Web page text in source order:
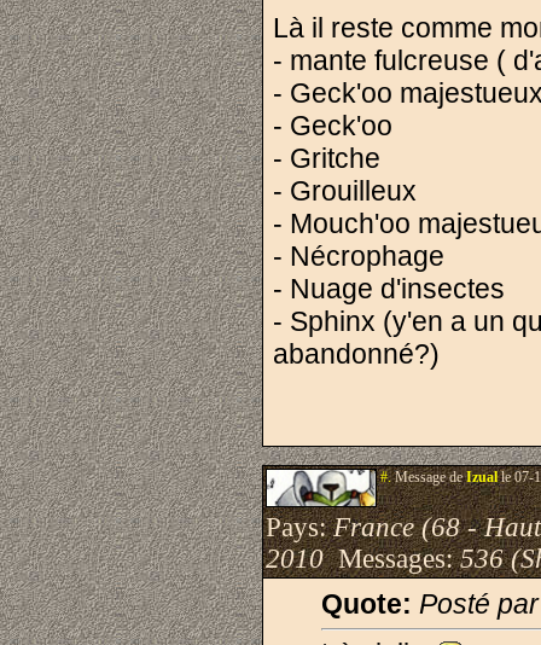
Là il reste comme
- mante fulcreuse (
- Geck'oo
- Geck'oo
- Gritche
- Grouilleux
- Mouch'oo
- Nécrophage
- Nuage d'insectes
- Sphinx (y'en a un
abandonné?)
#.Message deIzualle 07-
Pays:France (68 -
2010Messages:536
Quote: Posté